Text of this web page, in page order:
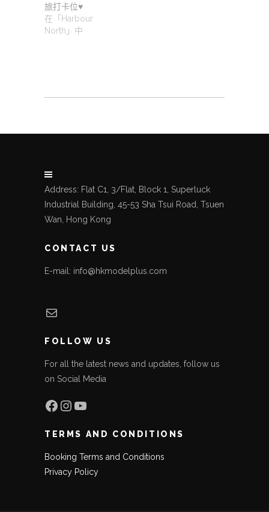
旅打卡位♥️
在「Harbour
North」中
Address: Flat C1, 3/Flat, Block 1, Superluck
Industrial Building, 45-53 Sha Tsui Road, Tsuen
Wan, Hong Kong
CONTACT US
E-mail: info@hkmodelplus.com
Mail
FOLLOW US
For all the latest news and updates, follow us
on Social Media
Facebook
Instagram
YouTube
TERMS AND CONDITIONS
Booking Terms and Conditions
Privacy Policy